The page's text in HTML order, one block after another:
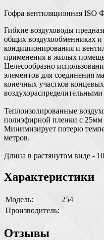
Гофра вентиляционная ISO
Гибкие воздуховоды
общих воздухообменниках и
кондиционирования и
применения в жилых
Целесообразно
элементов для соединения
конечных участков
Теплоизолированные
полиэфирной пленки с
Минимизирует потерю
метров.
Длина в растянутом виде -
Характеристики
Модель:
254
Производитель:
Отзывы